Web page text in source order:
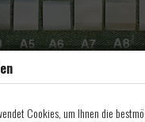
Cookies, um Ihnen die